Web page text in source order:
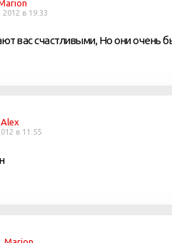
в 19:33
вас счастливыми, Но они очень
Alex
в 11:55